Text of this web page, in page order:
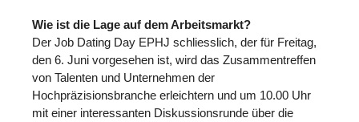
Wie ist die Lage auf dem Arbeitsmarkt?
Der Job Dating Day EPHJ schliesslich, der für Freitag,
den 6. Juni vorgesehen ist, wird das Zusammentreffen
von Talenten und Unternehmen der
Hochpräzisionsbranche erleichtern und um 10.00 Uhr
mit einer interessanten Diskussionsrunde über die